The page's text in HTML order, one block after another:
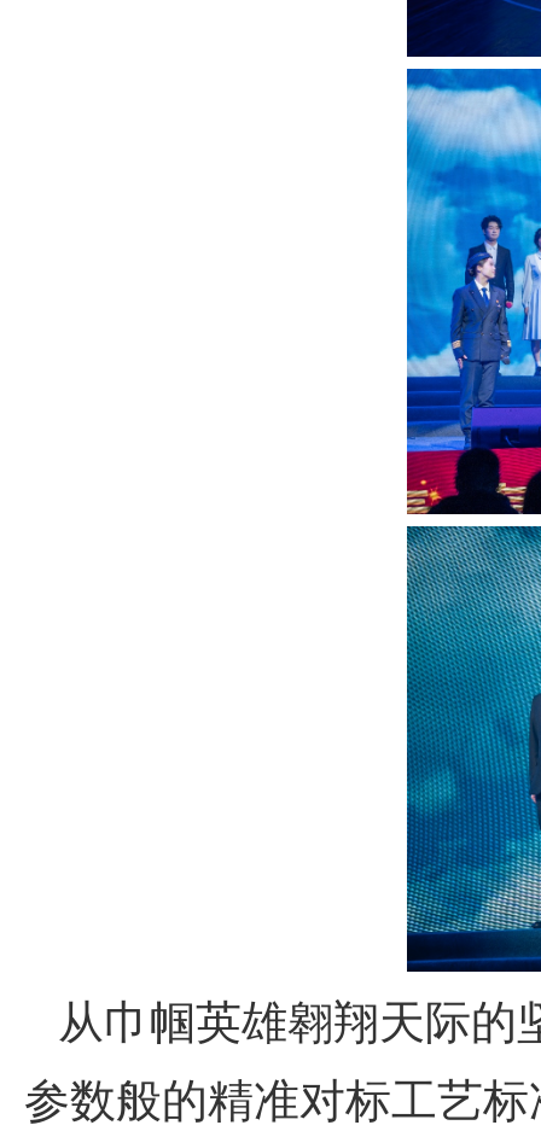
从巾帼英雄翱翔天际的
参数般的精准对标工艺